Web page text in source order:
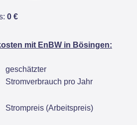
0 €
mit EnBW in Bösingen:
geschätzter
Stromverbrauch pro Jahr
Strompreis (Arbeitspreis)